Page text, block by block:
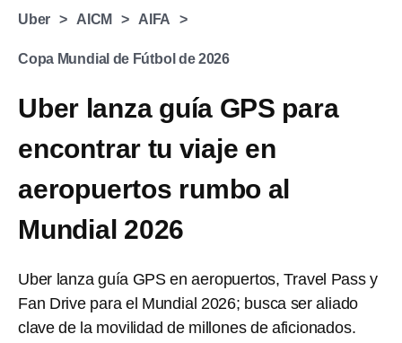
Uber AICM AIFA
Copa Mundial de Fútbol de 2026
Uber lanza guía GPS para
encontrar tu viaje en
aeropuertos rumbo al
Mundial 2026
Uber lanza guía GPS en aeropuertos, Travel Pass y
Fan Drive para el Mundial 2026; busca ser aliado
clave de la movilidad de millones de aficionados.